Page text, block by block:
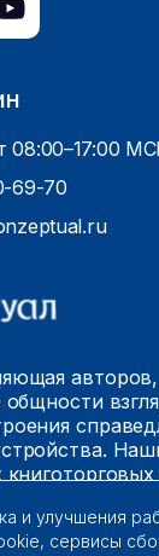
08:00–17:00
69-70
общности
защищены.
и улучшения
сервисы